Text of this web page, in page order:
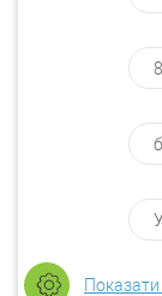
Показати